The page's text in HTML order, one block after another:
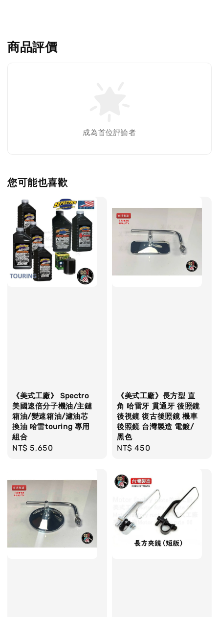
商品評價
成為首位評論者
您可能也喜歡
《美式工廠》 Spectro
美國速倍分子機油/主鏈
箱油/變速箱油/濾油芯
換油 哈雷touring 專用
組合
Regular
NT$ 5,650
《美式工廠》長方型 直
角 哈雷牙 貫通牙 後照鏡
後視鏡 復古後照鏡 機車
後照鏡 台灣製造 電鍍/
黑色
Regular
NT$ 450